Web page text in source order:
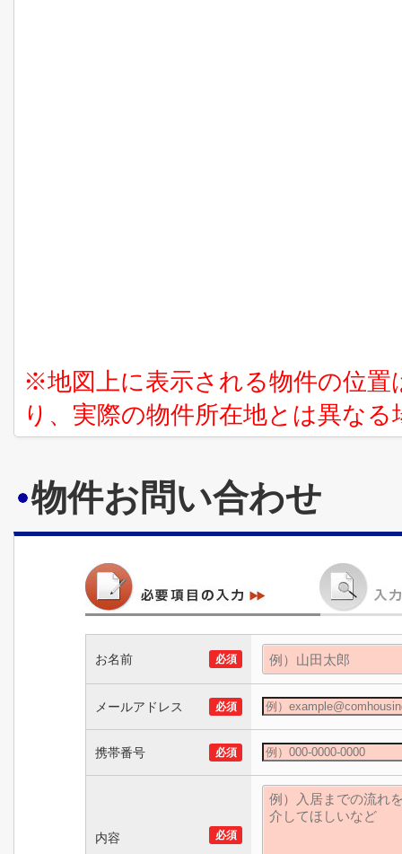
※地図上に表示される物件の位
り、実際の物件所在地とは異な
物件お問い合わせ
お名前 必須
メールアドレス 必須
携帯番号 必須
内容 必須